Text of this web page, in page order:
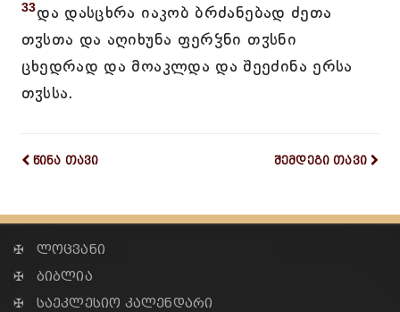
33და დასცხრა იაკობ ბრძანებად ძეთა
თჳსთა და აღიხუნა ფერჴნი თჳსნი
ცხედრად და მოაკლდა და შეეძინა ერსა
თჳსსა.
წინა თავი შემდეგი თავი
✠ ლოცვანი
✠ ბიბლია
✠ საეკლესიო კალენდარი